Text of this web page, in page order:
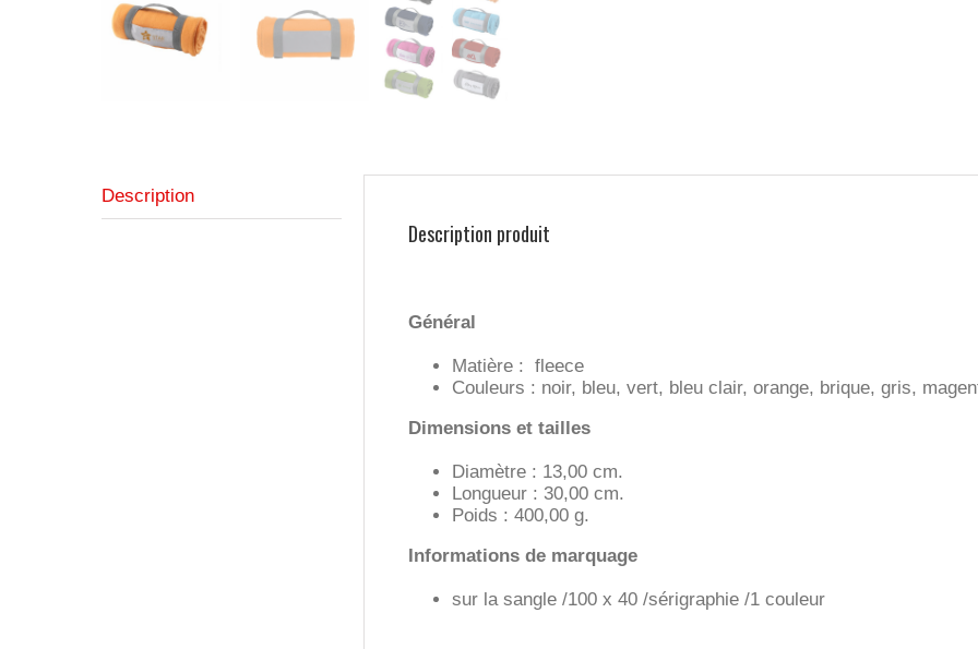
Description
Description produit
Général
Matière : fleece
Couleurs : noir, bleu, vert, bleu clair, orange, brique, gris,
Dimensions et tailles
Diamètre : 13,00 cm.
Longueur : 30,00 cm.
Poids : 400,00 g.
Informations de marquage
sur la sangle /100 x 40 /sérigraphie /1 couleur